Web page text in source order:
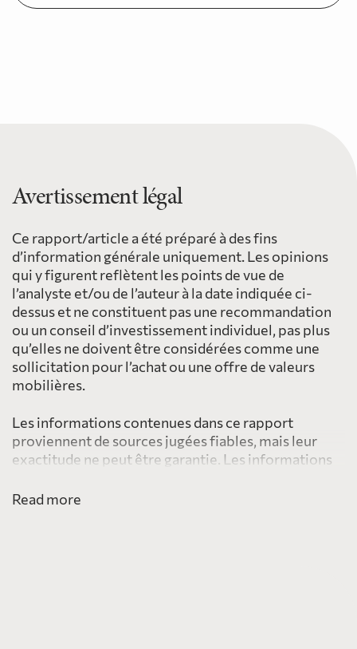
Avertissement légal
Ce rapport/article a été préparé à des fins
d’information générale uniquement. Les opinions
qui y figurent reflètent les points de vue de
l’analyste et/ou de l’auteur à la date indiquée ci-
dessus et ne constituent pas une recommandation
ou un conseil d’investissement individuel, pas plus
qu’elles ne doivent être considérées comme une
sollicitation pour l’achat ou une offre de valeurs
mobilières.
Les informations contenues dans ce rapport
proviennent de sources jugées fiables, mais leur
exactitude ne peut être garantie. Les informations
à, ou utilisées par, une personne ou une entité dans
Read more